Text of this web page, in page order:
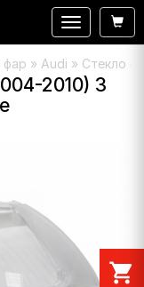
фар » Audi » Стекло
2010) 3
Навигация
shopping_cart